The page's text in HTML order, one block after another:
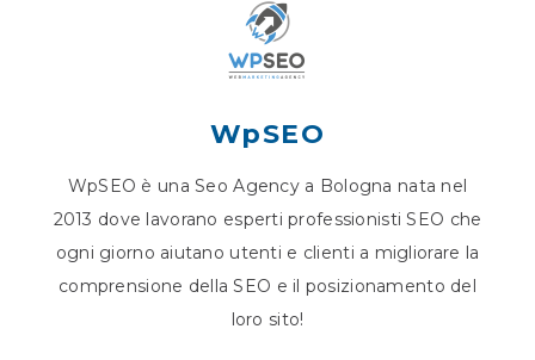
WpSEO
WpSEO è una Seo Agency a Bologna nata nel
2013 dove lavorano esperti professionisti SEO che
ogni giorno aiutano utenti e clienti a migliorare la
comprensione della SEO e il posizionamento del
loro sito!